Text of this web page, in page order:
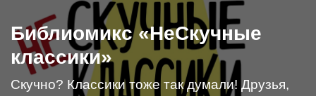
Библиомикс «НеСкучные
классики»
Скучно? Классики тоже так думали! Друзья,